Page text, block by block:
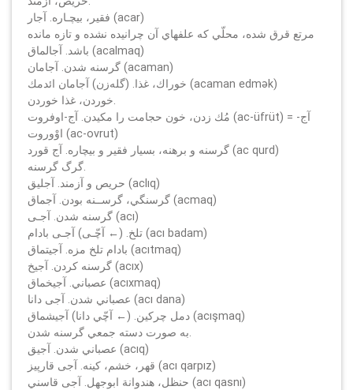
فقير، بيچـاره. آجار (acar)
مرتع قرق شده، محلّي كه علفهاي آن چرانيده نشده و تازه مانده
باشد. آجالماق (acalmaq)
گرسنه شدن. آجامان (acaman)
خوراك، غذا. (گله‌زن) آجامان ائدمك (acaman edmәk)
مُك زدن، خون حجامت را مكيدن. آج-اوفروت (ac-üfrüt) = آج-
اوْوروت (ac-ovrut)
گرسنه و برهنه، بسيار فقير و بيچاره. آج قورد (ac qurd)
حريص و آزمند. آجليق (aclıq)
گرسنگي، گرســنه بودن. آجماق (acmaq)
گرسنه شدن. آجـی (acı)
تلخ. (← آچّـی) آجـی بادام (acı badam)
بادام تلخ مزه. آجيتماق (acıtmaq)
گرسنه كردن. آجيخ (acıx)
عصباني. آجيخماق (acıxmaq)
عصباني شدن. آجى دانا (acı dana)
دمل چركين. (← آچّي دانا) آجيشماق (acışmaq)
عصباني شدن. آجيق (acıq)
قهر، خشم، كينه. آجى قارپيز (acı qarpız)
حنظل، هندوانة ابوجهل. آجى قاسني (acı qasnı)